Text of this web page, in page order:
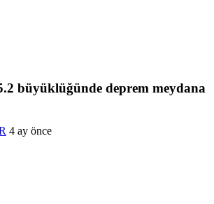
büyüklüğünde deprem meydana
4 ay önce